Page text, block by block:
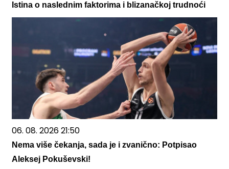
Istina o naslednim faktorima i blizanačkoj trudnoći
06. 08. 2026 21:50
Nema više čekanja, sada je i zvanično: Potpisao
Aleksej Pokuševski!